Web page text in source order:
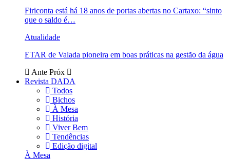
Firiconta está há 18 anos de portas abertas no Cartaxo: “sinto
que o saldo é…
Atualidade
ETAR de Valada pioneira em boas práticas na gestão da água
Ante Próx
Revista DADA
Todos
Bichos
À Mesa
História
Viver Bem
Tendências
Edição digital
À Mesa